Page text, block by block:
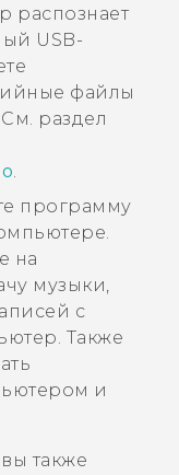
распознает
USB-
файлы
раздел
.
программу
на
музыки,
с
Также
и
вы также